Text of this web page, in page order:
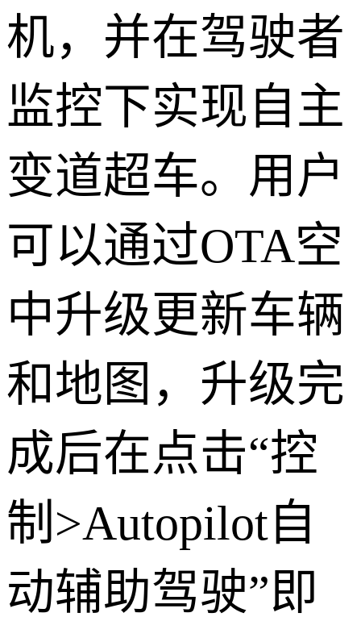
机，并在驾驶者
监控下实现自主
变道超车。用户
可以通过OTA空
中升级更新车辆
和地图，升级完
成后在点击“控
制>Autopilot自
动辅助驾驶”即